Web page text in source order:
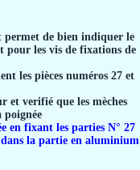
permet de bien indiquer le
pour les vis de fixations de
les pièces numéros 27 et
et verifié que les mèches
poignée
en fixant les parties N° 27
la partie en aluminium